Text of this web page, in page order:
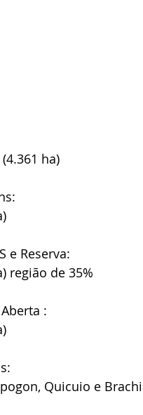
ha)
e Reserva:
região de 35%
:
Quicuio e